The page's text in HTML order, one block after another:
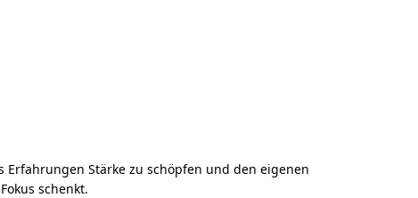
Stärke zu schöpfen und den eigenen
schenkt.